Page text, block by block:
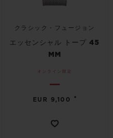
クラシック・フュージョン
エッセンシャル トープ 45
MM
オンライン限定
EUR 9,100 •